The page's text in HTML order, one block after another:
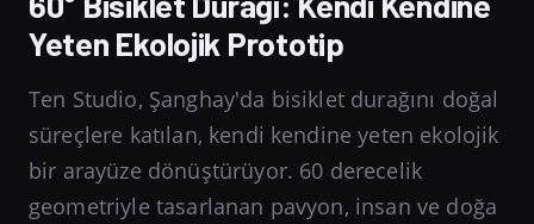
Yeten Ekolojik Prototip
Ten Studio, Şanghay'da bisiklet durağını doğal
süreçlere katılan, kendi kendine yeten ekolojik
bir arayüze dönüştürüyor. 60 derecelik
geometriyle tasarlanan pavyon, insan ve doğa